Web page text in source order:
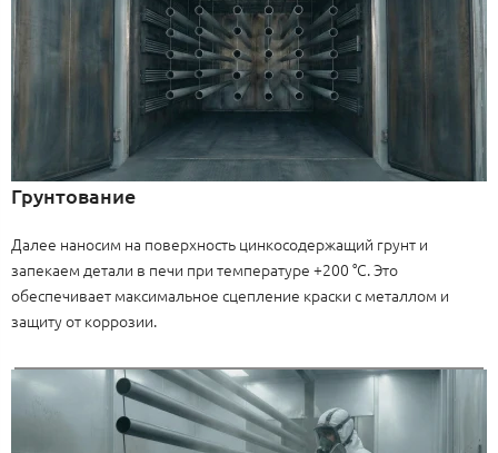
Грунтование
Далее наносим на поверхность цинкосодержащий грунт и
запекаем детали в печи при температуре +200 °C. Это
обеспечивает максимальное сцепление краски с металлом и
защиту от коррозии.